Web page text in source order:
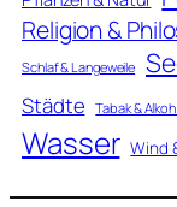
Religion &
Schlaf & Langeweile
Städte Tabak &
Wasser Wind